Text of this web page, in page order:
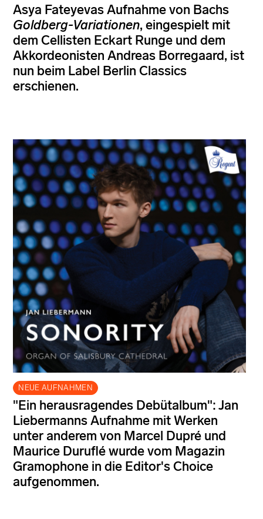
Asya Fateyevas Aufnahme von Bachs
Goldberg-Variationen, eingespielt mit
dem Cellisten Eckart Runge und dem
Akkordeonisten Andreas Borregaard, ist
nun beim Label Berlin Classics
erschienen.
NEUE AUFNAHMEN
"Ein herausragendes Debütalbum": Jan
Liebermanns Aufnahme mit Werken
unter anderem von Marcel Dupré und
Maurice Duruflé wurde vom Magazin
Gramophone in die Editor's Choice
aufgenommen.